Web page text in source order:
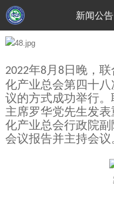
新闻公告
2022年8月 8日晚，联
化产业总会第四十
议的方式成功举行
主席罗华党先生发
化产业总会行政院
会议报告并主持会议